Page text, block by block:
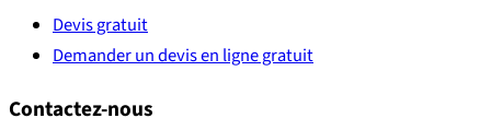
Devis gratuit
Demander un devis en ligne gratuit
Contactez-nous